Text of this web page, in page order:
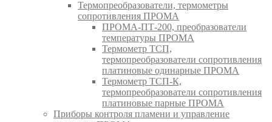
Термопреобразователи, термометры
сопротивления ПРОМА
ПРОМА-ПТ-200, преобразователи
температуры ПРОМА
Термометр ТСП,
термопреобразователи сопротивления
платиновые одинарные ПРОМА
Термометр ТСП-К,
термопреобразователи сопротивления
платиновые парные ПРОМА
Приборы контроля пламени и управление